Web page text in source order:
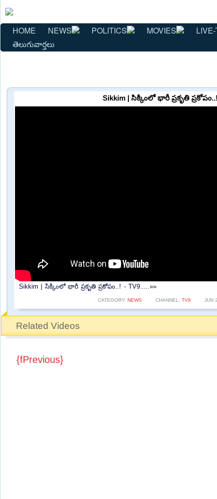
HOME NEWS POLITICS MOVIES
తెలుగువార్తలు
Sikkim | సిక్కింలో భారీ ప్రకృతి
Sikkim | సిక్కింలో భారీ ప్రకృతి ప్రకోపం..! - TV9.....»»
CATEGORY: NEWS CHANNEL:TV9 JUN
Related Videos
{fPrevious}